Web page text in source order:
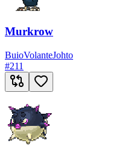
Murkrow
BuioVolanteJohto
#211